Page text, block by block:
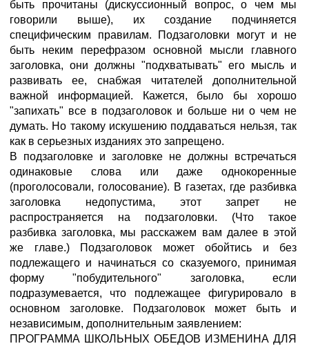
быть прочитаны (дискуссионный вопрос, о чем мы
говорили выше), их создание подчиняется
специфическим правилам. Подзаголовки могут и не
быть неким перефразом основной мысли главного
заголовка, они должны "подхватывать" его мысль и
развивать ее, снабжая читателей дополнительной
важной информацией. Кажется, было бы хорошо
"запихать" все в подзаголовок и больше ни о чем не
думать. Но такому искушению поддаваться нельзя, так
как в серьезных изданиях это запрещено.
В подзаголовке и заголовке не должны встречаться
одинаковые слова или даже однокоренные
(проголосовали, голосование). В газетах, где разбивка
заголовка недопустима, этот запрет не
распространяется на подзаголовки. (Что такое
разбивка заголовка, мы расскажем вам далее в этой
же главе.) Подзаголовок может обойтись и без
подлежащего и начинаться со сказуемого, принимая
форму "побудительного" заголовка, если
подразумевается, что подлежащее фигурировало в
основном заголовке. Подзаголовок может быть и
независимым, дополнительным заявлением:
ПРОГРАММА ШКОЛЬНЫХ ОБЕДОВ ИЗМЕНИНА ДЛЯ